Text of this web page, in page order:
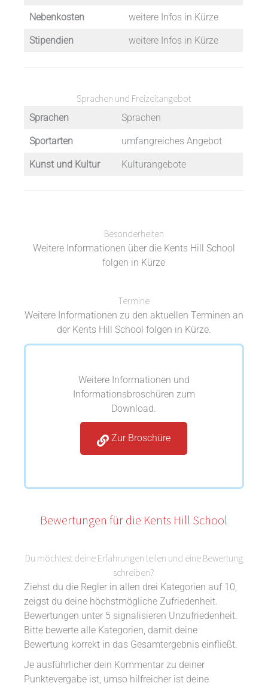
Nebenkosten weitere Infos in Kürze
Stipendien weitere Infos in Kürze
Sprachen und Freizeitangebot
Sprachen Sprachen
Sportarten umfangreiches Angebot
Kunst und Kultur Kulturangebote
Besonderheiten
Weitere Informationen über die Kents Hill School
folgen in Kürze
Termine
Weitere Informationen zu den aktuellen Terminen an
der Kents Hill School folgen in Kürze.
Weitere Informationen und
Informationsbroschüren zum
Download.
Zur Broschüre
Bewertungen für die Kents Hill School
Du möchtest deine Erfahrungen teilen und eine Bewertung
schreiben?
Ziehst du die Regler in allen drei Kategorien auf 10,
zeigst du deine höchstmögliche Zufriedenheit.
Bewertungen unter 5 signalisieren Unzufriedenheit.
Bitte bewerte alle Kategorien, damit deine
Bewertung korrekt in das Gesamtergebnis einfließt.
Je ausführlicher dein Kommentar zu deiner
Punktevergabe ist, umso hilfreicher ist deine